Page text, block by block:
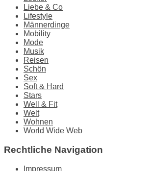
Liebe & Co
Lifestyle
Männerdinge
Mobility
Mode
Musik
Reisen
Schön
Sex
Soft & Hard
Stars
Well & Fit
Welt
Wohnen
World Wide Web
Rechtliche Navigation
Impressum